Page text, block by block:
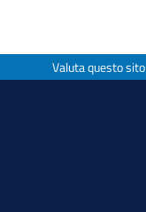
Valuta questo sito